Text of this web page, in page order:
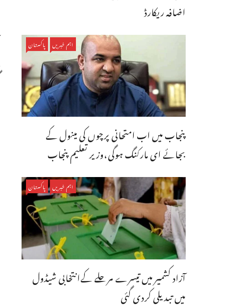
اضافہ ریکارڈ
اہم خبریں پاکستان
پنجاب میں اب امتحانی پرچوں کی مینول کے
بجائے ای مارکنگ ہوگی،وزیر تعلیم پنجاب
اہم خبریں پاکستان
آزاد کشمیر میں تیسرے مرحلے کےانتخابی شیڈول
میں تبدیلی کردی گئی